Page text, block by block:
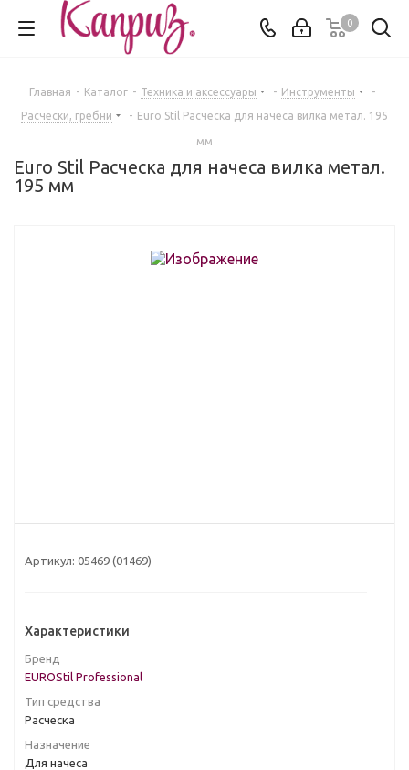
0
Главная - Каталог - Техника и аксессуары - Инструменты
-
Расчески, гребни
- Euro Stil Расческа для начеса вилка метал. 195
мм
Euro Stil Расческа для начеса вилка метал.
195 мм
Артикул: 05469 (01469)
Характеристики
Бренд
EUROStil Professional
Тип средства
Расческа
Назначение
Для начеса